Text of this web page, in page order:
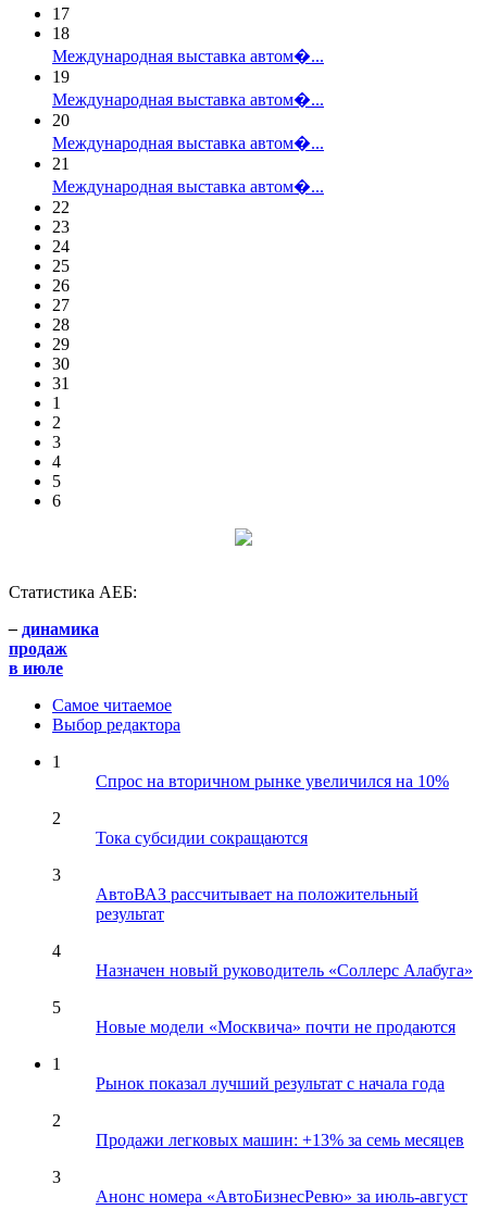
17
18
Международная выставка автом�...
19
Международная выставка автом�...
20
Международная выставка автом�...
21
Международная выставка автом�...
22
23
24
25
26
27
28
29
30
31
1
2
3
4
5
6
Статистика АЕБ:
– динамика
продаж
в июле
Самое читаемое
Выбор редактора
1
Спрос на вторичном рынке увеличился на 10%
2
Тока субсидии сокращаются
3
АвтоВАЗ рассчитывает на положительный
результат
4
Назначен новый руководитель «Соллерс Алабуга»
5
Новые модели «Москвича» почти не продаются
1
Рынок показал лучший результат с начала года
2
Продажи легковых машин: +13% за семь месяцев
3
Анонс номера «АвтоБизнесРевю» за июль-август